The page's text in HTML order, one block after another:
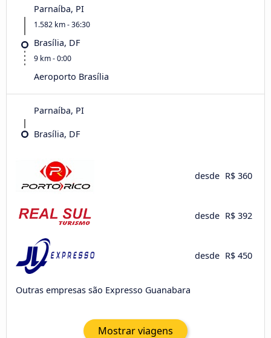
Parnaíba, PI
1.582 km - 36:30
Brasília, DF
9 km - 0:00
Aeroporto Brasília
Parnaíba, PI
Brasília, DF
desde R$ 360
desde R$ 392
desde R$ 450
Outras empresas são Expresso Guanabara
Mostrar viagens